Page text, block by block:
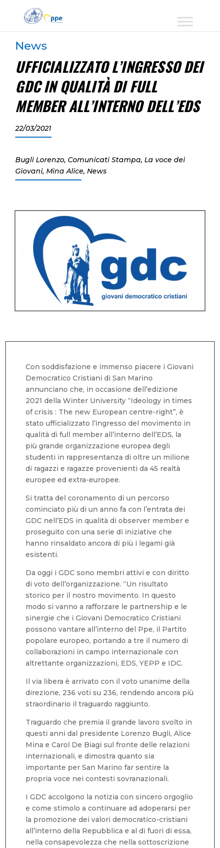
News
UFFICIALIZZATO L’INGRESSO DEI
GDC IN QUALITÀ DI FULL
MEMBER ALL’INTERNO DELL’EDS
22/03/2021
Bugli Lorenzo,Comunicati Stampa,La voce dei
Giovani,Mina Alice,News
Con soddisfazione e immenso piacere i Giovani
Democratico Cristiani di San Marino
annunciano che, in occasione dell’edizione
2021 della Winter University “Ideology in times
of crisis : The new European centre-right”, è
stato ufficializzato l’ingresso del movimento in
qualità di full member all’interno dell’EDS, la
più grande organizzazione europea degli
studenti in rappresentanza di oltre un milione
di ragazzi e ragazze provenienti da 45 realtà
europee ed extra-europee.
Si tratta del coronamento di un percorso
cominciato più di un anno fa con l’entrata dei
GDC nell’EDS in qualità di observer member e
proseguito con una serie di iniziative che
hanno rinsaldato ancora di più i legami già
esistenti.
Da oggi i GDC sono membri attivi e con diritto
di voto dell’organizzazione. “Un risultato
storico per il nostro movimento. In questo
modo si vanno a rafforzare le partnership e le
sinergie che i Giovani Democratico Cristiani
possono vantare all’interno del Ppe, il Partito
popolare europeo, portando a tre il numero di
collaborazioni in campo internazionale con
altrettante organizzazioni, EDS, YEPP e IDC.
Il via libera è arrivato con il voto unanime della
direzione, 236 voti su 236, rendendo ancora più
straordinario il traguardo raggiunto.
Traguardo che premia il grande lavoro svolto in
questi anni dal presidente Lorenzo Bugli, Alice
Mina e Carol De Biagi sul fronte delle relazioni
internazionali, e dimostra quanto sia
importante per San Marino far sentire la
propria voce nei contesti sovranazionali.
I GDC accolgono la notizia con sincero orgoglio
e come stimolo a continuare ad adoperarsi per
la promozione dei valori democratico-cristiani
all’interno della Repubblica e al di fuori di essa,
nella consapevolezza che nella sottoscrizione